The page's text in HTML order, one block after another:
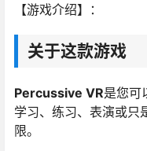
【游戏介绍】：
关于这款游戏
Percussive VR是您可
学习、练习、表演或
限。